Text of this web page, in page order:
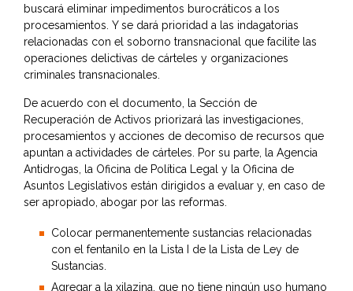
buscará eliminar impedimentos burocráticos a los
procesamientos. Y se dará prioridad a las indagatorias
relacionadas con el soborno transnacional que facilite las
operaciones delictivas de cárteles y organizaciones
criminales transnacionales.
De acuerdo con el documento, la Sección de
Recuperación de Activos priorizará las investigaciones,
procesamientos y acciones de decomiso de recursos que
apuntan a actividades de cárteles. Por su parte, la Agencia
Antidrogas, la Oficina de Política Legal y la Oficina de
Asuntos Legislativos están dirigidos a evaluar y, en caso de
ser apropiado, abogar por las reformas.
Colocar permanentemente sustancias relacionadas
con el fentanilo en la Lista I de la Lista de Ley de
Sustancias.
Agregar a la xilazina, que no tiene ningún uso humano